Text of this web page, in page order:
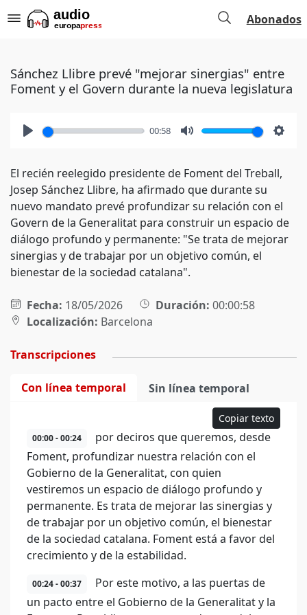
Abonados
Sánchez Llibre prevé "mejorar sinergias" entre
Foment y el Govern durante la nueva legislatura
00:58
El recién reelegido presidente de Foment del Treball,
Josep Sánchez Llibre, ha afirmado que durante su
nuevo mandato prevé profundizar su relación con el
Govern de la Generalitat para construir un espacio de
diálogo profundo y permanente: "Se trata de mejorar
sinergias y de trabajar por un objetivo común, el
bienestar de la sociedad catalana".
Fecha: 18/05/2026 Duración: 00:00:58
Localización: Barcelona
Transcripciones
Con línea temporal Sin línea temporal
Copiar texto
00:00 - 00:24
por deciros que queremos, desde
Foment, profundizar nuestra relación con el
Gobierno de la Generalitat, con quien
vestiremos un espacio de diálogo profundo y
permanente. Es trata de mejorar las sinergias y
de trabajar por un objetivo común, el bienestar
de la sociedad catalana. Foment está a favor del
crecimiento y de la estabilidad.
00:24 - 00:37
Por este motivo, a las puertas de
un pacto entre el Gobierno de la Generalitat y la